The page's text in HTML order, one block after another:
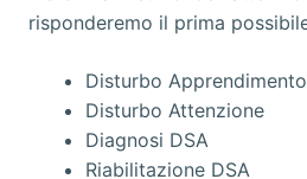
Disturbo Apprendimento
Disturbo Attenzione
Diagnosi DSA
Riabilitazione DSA